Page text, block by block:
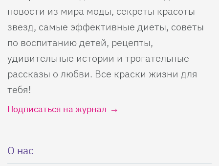
новости из мира моды, секреты красоты
звезд, самые эффективные диеты, советы
по воспитанию детей, рецепты,
удивительные истории и трогательные
рассказы о любви. Все краски жизни для
тебя!
Подписаться на журнал
О нас